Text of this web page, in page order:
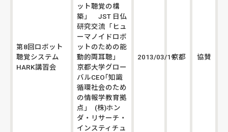
第8回ロボット
聴覚システム
HARK講習会
ット聴覚の構
築」 JST 日仏
研究交流「ヒュ
ーマノイドロボ
ットのための能
動的両耳聴」
京都大学グロー
バルCEO｢知識
循環社会のため
の情報学教育拠
点｣ (株)ホン
ダ・リサーチ・
インスティチュ
2013/03/19京都 協賛